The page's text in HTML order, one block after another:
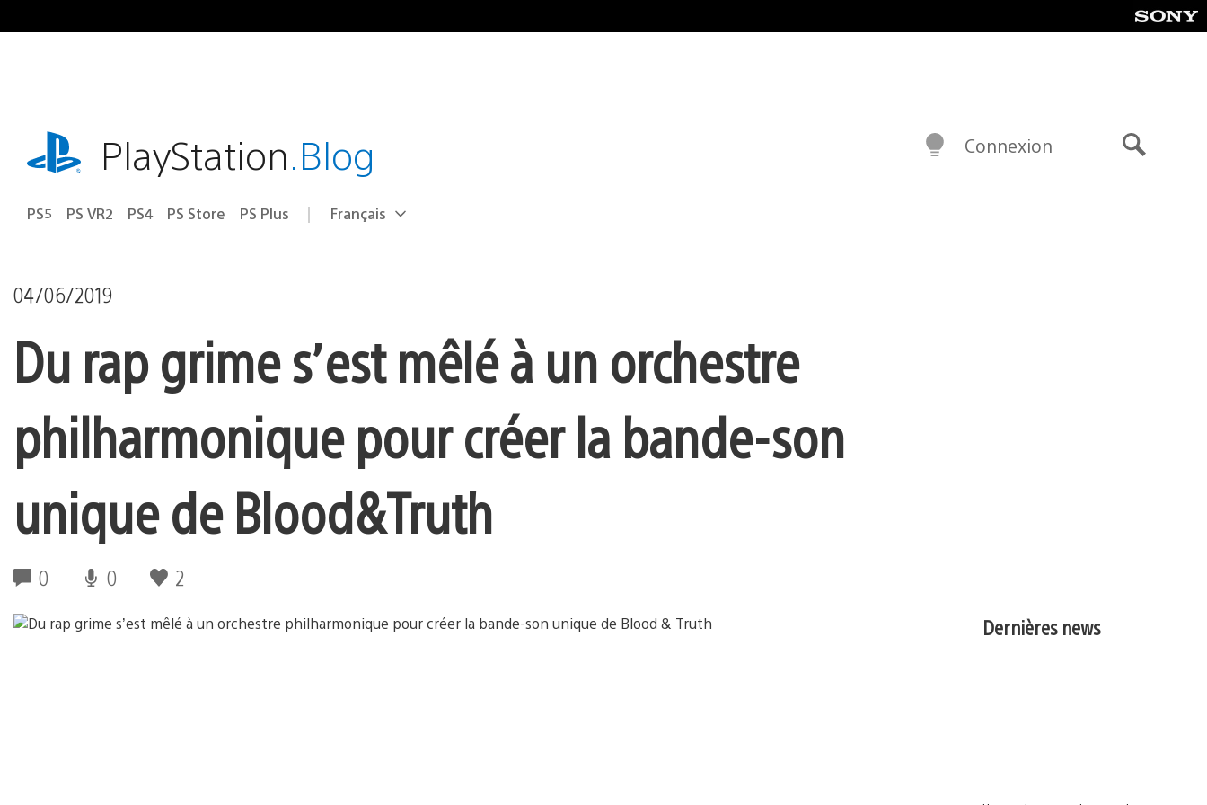
au
playstation.comPlayStation.Blog
PS5 PS VR2 PS4 PS Store PS Plus Choisir
Région
Français
Connexion
04/06/2019
Du rap grime s’est mêlé à un orchestre
philharmonique pour créer la bande-son
unique de Blood & Truth
0 0 2
Dernières news